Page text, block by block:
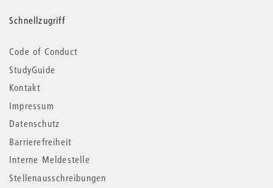
Schnellzugriff
Code of Conduct
StudyGuide
Kontakt
Impressum
Datenschutz
Barrierefreiheit
Interne Meldestelle
Stellenausschreibungen